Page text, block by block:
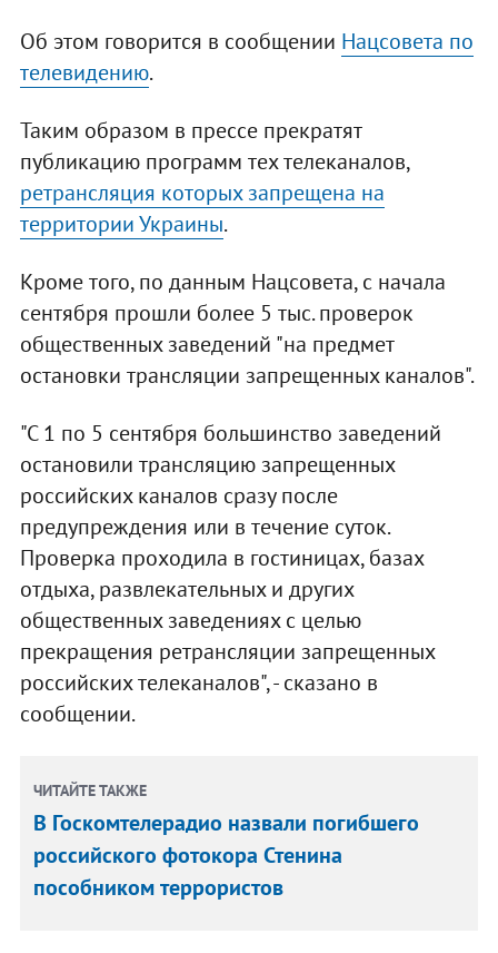
Об этом говорится в сообщении Нацсовета по
телевидению.
Таким образом в прессе прекратят
публикацию программ тех телеканалов,
ретрансляция которых запрещена на
территории Украины.
Кроме того, по данным Нацсовета, с начала
сентября прошли более 5 тыс. проверок
общественных заведений "на предмет
остановки трансляции запрещенных каналов".
"С 1 по 5 сентября большинство заведений
остановили трансляцию запрещенных
российских каналов сразу после
предупреждения или в течение суток.
Проверка проходила в гостиницах, базах
отдыха, развлекательных и других
общественных заведениях с целью
прекращения ретрансляции запрещенных
российских телеканалов", - сказано в
сообщении.
ЧИТАЙТЕ ТАКЖЕ
В Госкомтелерадио назвали погибшего
российского фотокора Стенина
пособником террористов